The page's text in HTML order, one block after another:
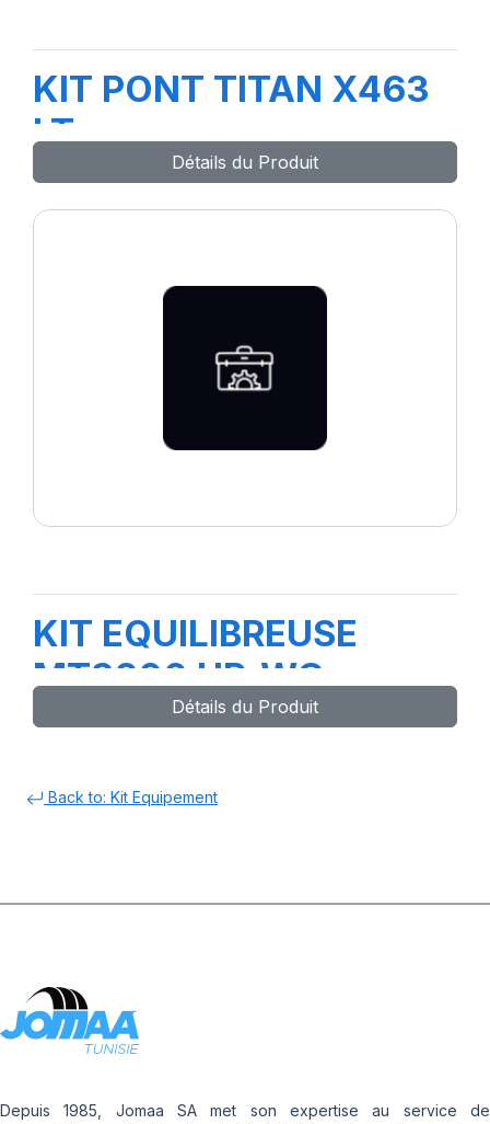
KIT PONT TITAN X463
LT
Détails du Produit
KIT EQUILIBREUSE
MT3200 UP-WG avec
kit LED&LASER
Détails du Produit
Back to: Kit Equipement
Depuis 1985, Jomaa SA met son expertise au service de